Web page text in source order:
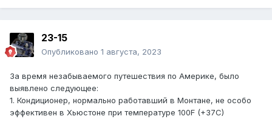
23-15
Опубликовано 1 августа, 2023
За время незабываемого путешествия по Америке, было
выявлено следующее:
1. Кондиционер, нормально работавший в Монтане, не особо
эффективен в Хьюстоне при температуре 100F (+37C)